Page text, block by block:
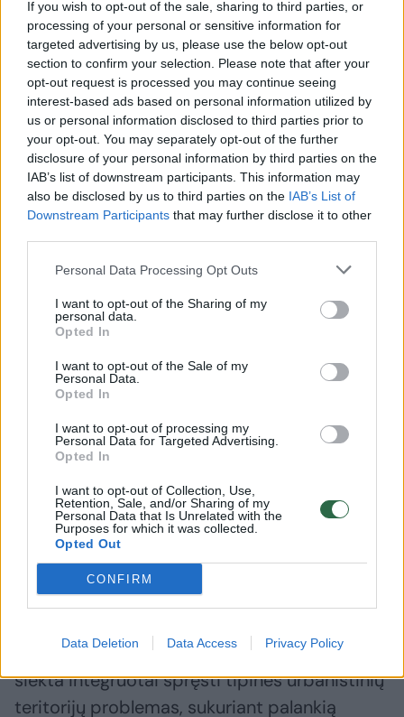
If you wish to opt-out of the sale, sharing to third parties, or
processing of your personal or sensitive information for
targeted advertising by us, please use the below opt-out
section to confirm your selection. Please note that after your
opt-out request is processed you may continue seeing
interest-based ads based on personal information utilized by
us or personal information disclosed to third parties prior to
your opt-out. You may separately opt-out of the further
disclosure of your personal information by third parties on the
IAB’s list of downstream participants. This information may
also be disclosed by us to third parties on the IAB’s List of
Downstream Participants that may further disclose it to other
Personal Data Processing Opt Outs
I want to opt-out of the Sharing of my
personal data.
Opted In
I want to opt-out of the Sale of my
Personal Data.
Opted In
I want to opt-out of processing my
Personal Data for Targeted Advertising.
Opted In
I want to opt-out of Collection, Use,
Retention, Sale, and/or Sharing of my
Personal Data that Is Unrelated with the
Purposes for which it was collected.
Opted Out
CONFIRM
Data Deletion Data Access Privacy Policy
daugiabučių gyvenamųjų namų renovacija ir
viešųjų paslaugų infrastruktūros atnaujinimu.
2014–2020 m. investicijos gali būti
panaudotos ir formuojant gyventojų bei
verslo traukos centrus miestų centrinėse
dalyse, kur teritorija tankiai užstatyta, yra
lankytinų, paveldo objektų, dideli transporto
srautai, geras pasiekiamumas viešuoju
transportu, infrastruktūra skirta viso miesto
darbo vietų kūrimo potencialą – gausiai
lankomos miestų viešosios erdvės sudaro
sąlygas verslininkams siūlyti naujas ar plėtoti
esamas paslaugas.
Lietuva ES šalių kontekste
Tikslai, keliami integruotosios tvarios miestų
plėtros veiksmų įgyvendinimui, labai glaudžiai
susiję su Europos Bendrijų iniciatyvos URBAN
patirtimi – Bendrijos iniciatyva URBAN I
2006). Įgyvendinant URBAN I iniciatyvą
siekta integruotai spręsti tipines urbanistinių
teritorijų problemas, sukuriant palankią